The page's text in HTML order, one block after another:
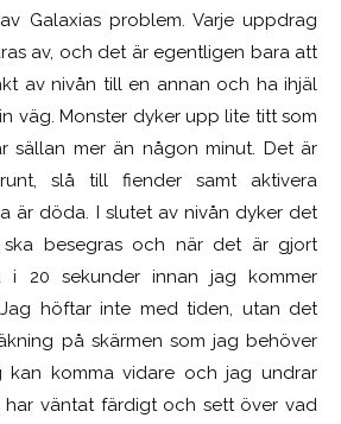
Galaxias problem. Varje uppdrag
av, och det är egentligen bara att
av nivån till en annan och ha ihjäl
väg. Monster dyker upp lite titt som
sällan mer än någon minut. Det är
slå till fiender samt aktivera
är döda. I slutet av nivån dyker det
besegras och när det är gjort
i 20 sekunder innan jag kommer
höftar inte med tiden, utan det
på skärmen som jag behöver
kan komma vidare och jag undrar
har väntat färdigt och sett över vad